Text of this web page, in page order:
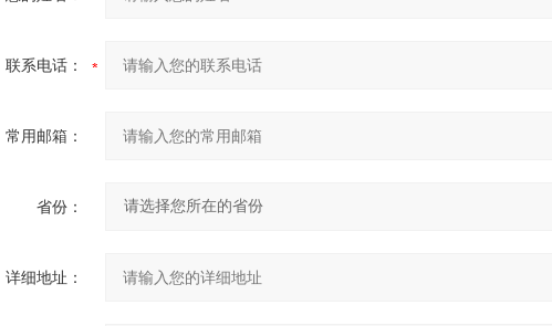
联系电话：
常用邮箱：
省份：
详细地址：